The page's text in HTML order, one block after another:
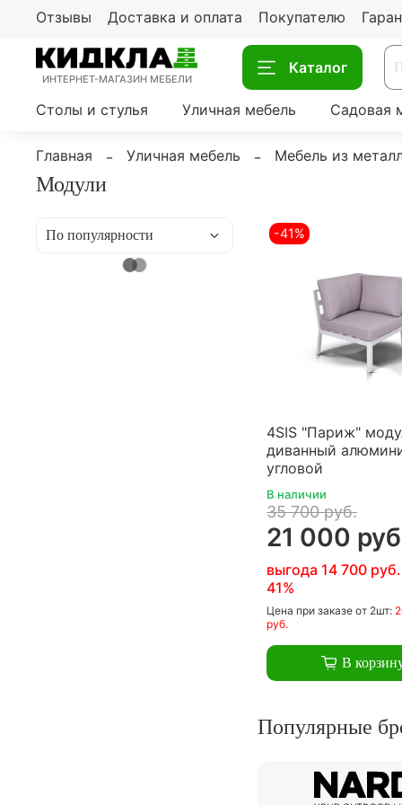
Отзывы Доставка и оплата Покупателю
ИНТЕРНЕТ-МАГАЗИН МЕБЕЛИ
Каталог
Столы и стулья Уличная мебель Садовая
Главная Уличная мебель Мебель из
Модули
-41%
4SIS "Париж"
диванный
угловой
В наличии
35 700 руб.
21 000
выгода 14 700
41%
Цена при заказе от 2шт:
руб.
В
Популярные